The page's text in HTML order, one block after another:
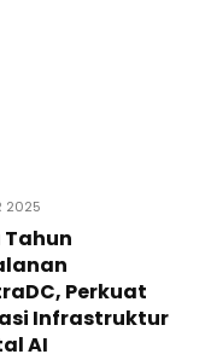
2025
Perkuat
Infrastruktur
AI